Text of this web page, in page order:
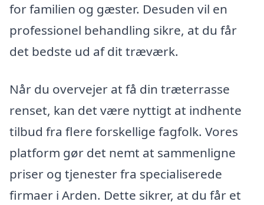
for familien og gæster. Desuden vil en
professionel behandling sikre, at du får
det bedste ud af dit træværk.
Når du overvejer at få din træterrasse
renset, kan det være nyttigt at indhente
tilbud fra flere forskellige fagfolk. Vores
platform gør det nemt at sammenligne
priser og tjenester fra specialiserede
firmaer i Arden. Dette sikrer, at du får et